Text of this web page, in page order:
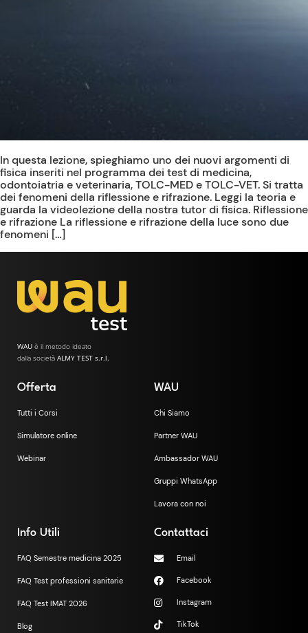
In questa lezione, spieghiamo uno dei nuovi argomenti di
fisica inseriti nel programma dei test di medicina,
odontoiatria e veterinaria, TOLC-MED e TOLC-VET. Si tratta
dei fenomeni della riflessione e rifrazione. Leggi la teoria e
guarda la videolezione della nostra tutor di fisica. Riflessione
e rifrazione La riflessione e rifrazione della luce sono due
fenomeni […]
WAU è il metodo ideato
dalla società ALMY TEST s.r.l.
Offerta
Tutti i Corsi
Simulatore online
Webinar
WAU
Chi Siamo
Partner WAU
Ambassador WAU
Gruppi WhatsApp
Lavora con noi
Info Utili
FAQ Semestre medicina 2025
FAQ Test professioni sanitarie
FAQ Test IMAT 2026
Blog
Contattaci
Email
Facebook
Instagram
TikTok